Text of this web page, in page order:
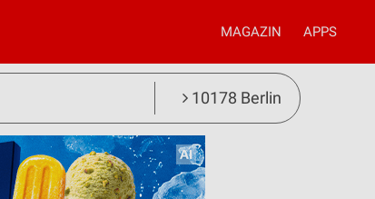
MAGAZIN APPS
10178 Berlin